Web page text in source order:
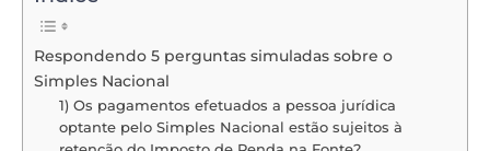
Respondendo 5 perguntas simuladas sobre o
Simples Nacional
1) Os pagamentos efetuados a pessoa jurídica
optante pelo Simples Nacional estão sujeitos à
retenção do Imposto de Renda na Fonte?